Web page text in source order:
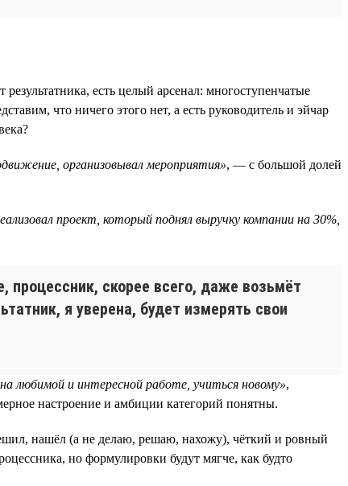
есть целый арсенал: многоступенчатые
что ничего этого нет, а есть руководитель и эйчар
организовывал мероприятия», — с большой долей
проект, который поднял выручку компании на 30%,
процессник, скорее всего, даже возьмёт
я уверена, будет измерять свои
любимой и интересной работе, учиться новому»,
настроение и амбиции категорий понятны.
нашёл (а не делаю, решаю, нахожу), чёткий и ровный
но формулировки будут мягче, как будто